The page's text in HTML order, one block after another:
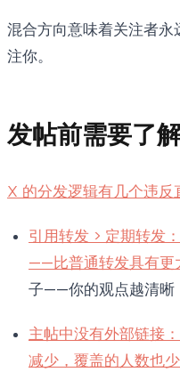
混合方向意味着关注者
注你。
发帖前需要了
X 的分发逻辑有几个违反
引用转发 > 定期转发
——比普通转发具有更
子——你的观点越清晰
主帖中没有外部链接
减少，覆盖的人数也少